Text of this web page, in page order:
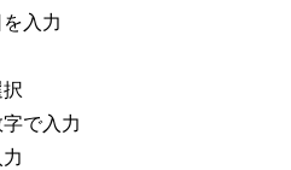
を入力
で入力